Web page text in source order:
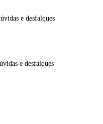
e desfalques
e desfalques